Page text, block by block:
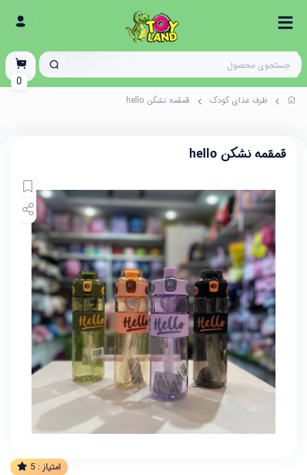
ظرف غذای کودک قمقمه نشکن hello
قمقمه نشکن hello
امتیاز : 5
0